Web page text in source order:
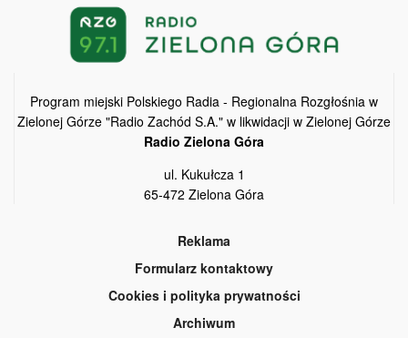
Program miejski Polskiego Radia - Regionalna Rozgłośnia w
Zielonej Górze "Radio Zachód S.A." w likwidacji w Zielonej Górze
Radio Zielona Góra
ul. Kukułcza 1
65-472 Zielona Góra
Reklama
Formularz kontaktowy
Cookies i polityka prywatności
Archiwum